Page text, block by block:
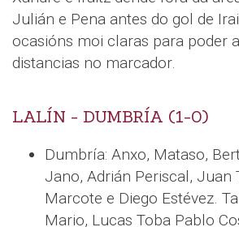
Julián e Pena antes do gol de
ocasións moi claras para poder
distancias no marcador.
LALÍN - DUMBRÍA (1-0)
Dumbría: Anxo, Mataso,
Jano, Adrián Periscal, Juan
Marcote e Diego Estévez.
Mario, Lucas Toba Pablo